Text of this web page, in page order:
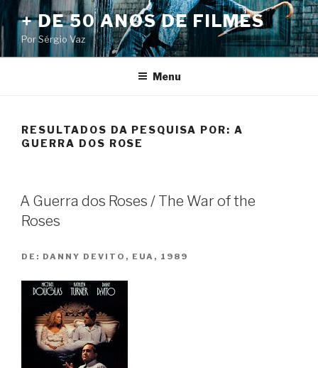
Pular
para
o
conteúdo
+ DE 50 ANOS DE FILMES
Por Sérgio Vaz
Menu
RESULTADOS DA PESQUISA POR: A
GUERRA DOS ROSE
A Guerra dos Roses / The War of the
Roses
DE: DANNY DEVITO, EUA, 1989